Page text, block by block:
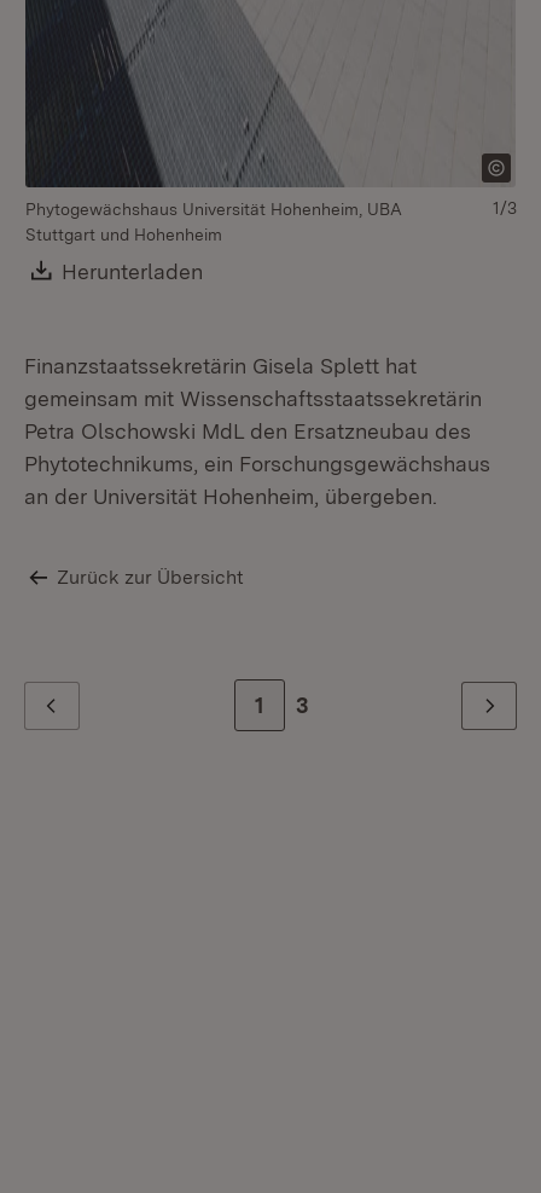
Phytogewächshaus Universität Hohenheim, UBA
Stuttgart und Hohenheim
Download:
Herunterladen
1/3
Finanzstaatssekretärin Gisela Splett hat
gemeinsam mit Wissenschaftsstaatssekretärin
Petra Olschowski MdL den Ersatzneubau des
Phytotechnikums, ein Forschungsgewächshaus
an der Universität Hohenheim, übergeben.
Zurück zur Übersicht
Zur Seite
1 Zur letzten Seite
3 Weiter